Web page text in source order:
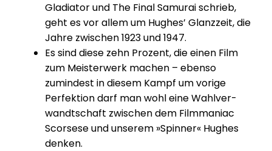
Gladiator und The Final Samurai schrieb,
geht es vor allem um Hughes’ Glanzzeit, die
Jahre zwischen 1923 und 1947.
Es sind diese zehn Prozent, die einen Film
zum Meis­ter­werk machen – ebenso
zumindest in diesem Kampf um vorige
Perfek­tion darf man wohl eine Wahl­ver­
wandt­schaft zwischen dem Film­ma­niac
Scorsese und unserem »Spinner« Hughes
denken.